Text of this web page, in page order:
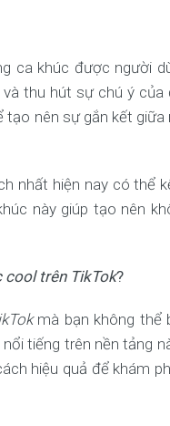
ca khúc được người
thu hút sự chú ý của
nên sự gắn kết
nhất hiện nay có thể
này giúp tạo nên
cool trên TikTok?
mà bạn không thể
tiếng trên nền tảng
hiệu quả để khám